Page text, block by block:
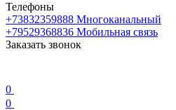
Телефоны
+73832359888 Многоканальный
+79529368836 Мобильная связь
Заказать звонок
0
0